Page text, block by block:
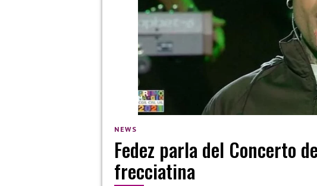
NEWS
Fedez parla del Concerto
frecciatina